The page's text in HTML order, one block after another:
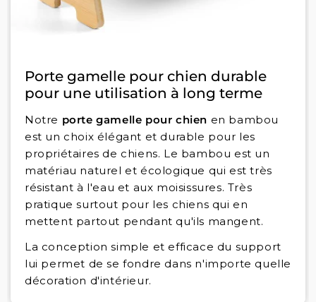
Porte gamelle pour chien durable
pour une utilisation à long terme
Notre porte gamelle pour chien en bambou
est un choix élégant et durable pour les
propriétaires de chiens. Le bambou est un
matériau naturel et écologique qui est très
résistant à l'eau et aux moisissures. Très
pratique surtout pour les chiens qui en
mettent partout pendant qu'ils mangent.
La conception simple et efficace du support
lui permet de se fondre dans n'importe quelle
décoration d'intérieur.